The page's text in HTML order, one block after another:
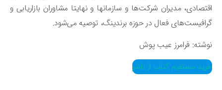
مدیران شرکت‌ها و سازمانها و نهایتا مشاوران بازاریابی و
فعال در حوزه برندینگ، توصیه می‌شود.
فرامرز عیب پوش
مستقیم کتاب از ناشر